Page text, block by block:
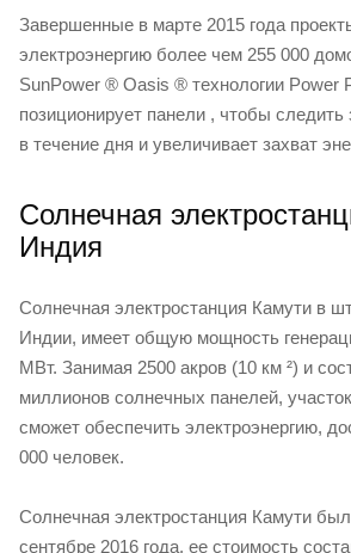
Завершенные в марте 2015 года
электроэнергию более чем 255 000
SunPower ® Oasis ® технологии Power
позиционирует панели , чтобы
в течение дня и увеличивает захват
Солнечная
Индия
Солнечная электростанция Камути в
Индии, имеет общую мощность
МВт. Занимая 2500 акров (10 км ²) и
миллионов солнечных панелей,
сможет обеспечить электроэнергию,
000 человек.
Солнечная электростанция Камути
сентябре 2016 года, ее стоимость